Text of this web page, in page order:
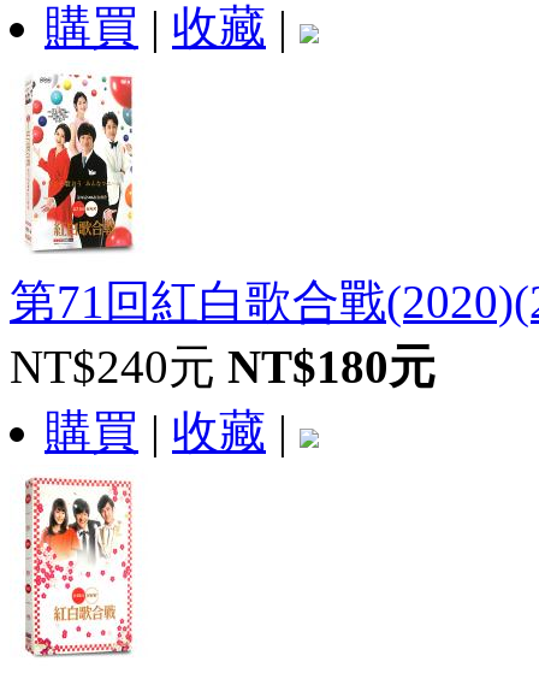
購買 | 收藏 |
第71回紅白歌合戰
NT$240元 NT$180元
購買 | 收藏 |